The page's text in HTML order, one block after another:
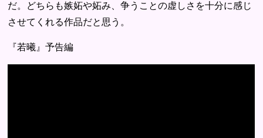
だ。どちらも嫉妬や妬み、争うことの虚しさを十分に感じ
させてくれる作品だと思う。
『若曦』予告編